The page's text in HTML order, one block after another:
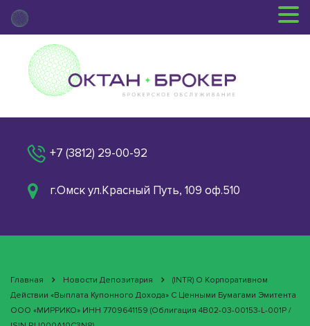
+7 (3812) 29-00-92
г.Омск ул.Красный Путь, 109 оф.510
Главная Новости Депозитария
(INTR) О Корпоративном
Действии «Выплата Купонного Дохода» С Ценными Бумагами Эмитента
ООО «МИРРИКО» ИНН 7709641159 (облигация 4B02-03-00153-L-001P /